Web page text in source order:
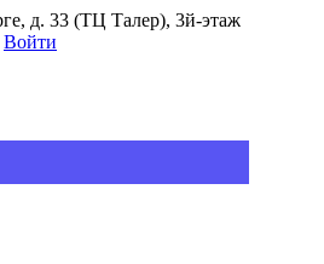
д. 33 (ТЦ Талер), 3й-этаж
Войти